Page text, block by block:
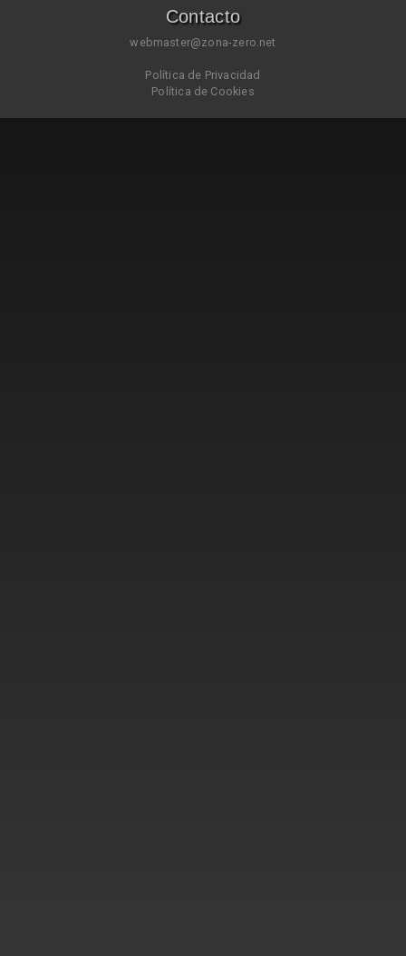
Contacto
webmaster@zona-zero.net
Política de Privacidad
Política de Cookies